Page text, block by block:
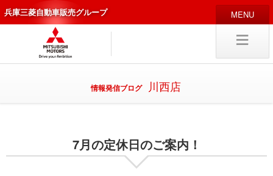
兵庫三菱自動車販売グループ
HOME 販売店
新車 中古・カスタム車
採用情報 キャリア採用
情報発信ブログ 川西店
7月の定休日のご案内！